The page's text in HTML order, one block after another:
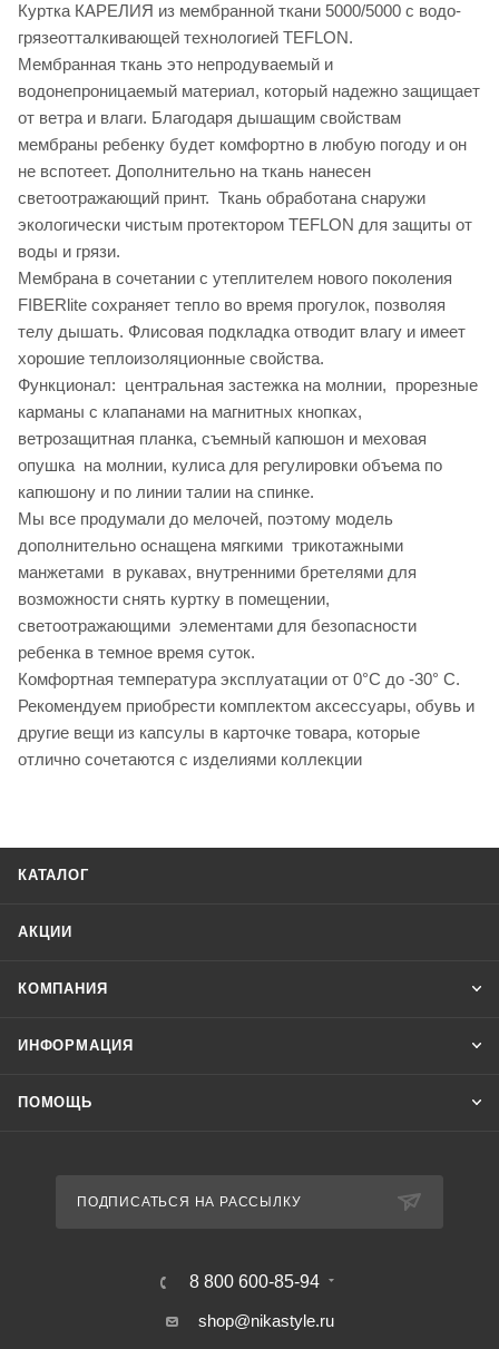
Куртка КАРЕЛИЯ из мембранной ткани 5000/5000 с водо-
грязеотталкивающей технологией TEFLON.
Мембранная ткань это непродуваемый и
водонепроницаемый материал, который надежно защищает
от ветра и влаги. Благодаря дышащим свойствам
мембраны ребенку будет комфортно в любую погоду и он
не вспотеет. Дополнительно на ткань нанесен
светоотражающий принт. Ткань обработана снаружи
экологически чистым протектором TEFLON для защиты от
воды и грязи.
Мембрана в сочетании с утеплителем нового поколения
FIBERlite сохраняет тепло во время прогулок, позволяя
телу дышать. Флисовая подкладка отводит влагу и имеет
хорошие теплоизоляционные свойства.
Функционал: центральная застежка на молнии, прорезные
карманы с клапанами на магнитных кнопках,
ветрозащитная планка, съемный капюшон и меховая
опушка на молнии, кулиса для регулировки объема по
капюшону и по линии талии на спинке.
Мы все продумали до мелочей, поэтому модель
дополнительно оснащена мягкими трикотажными
манжетами в рукавах, внутренними бретелями для
возможности снять куртку в помещении,
светоотражающими элементами для безопасности
ребенка в темное время суток.
Комфортная температура эксплуатации от 0°С до -30° С.
Рекомендуем приобрести комплектом аксессуары, обувь и
другие вещи из капсулы в карточке товара, которые
отлично сочетаются с изделиями коллекции
КАТАЛОГ
АКЦИИ
КОМПАНИЯ
ИНФОРМАЦИЯ
ПОМОЩЬ
ПОДПИСАТЬСЯ НА РАССЫЛКУ
8 800 600-85-94
shop@nikastyle.ru